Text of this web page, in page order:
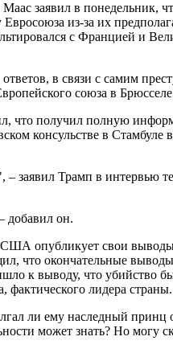
заявил в понедельник,
из-за их
с Францией и
в связи с самим
союза в
что получил полную
консульстве в
– заявил Трамп в интервью
добавил он.
США опубликует свои
что окончательные
к выводу, что убийство
лидера страны.
ли ему наследный принц
может знать? Но могу